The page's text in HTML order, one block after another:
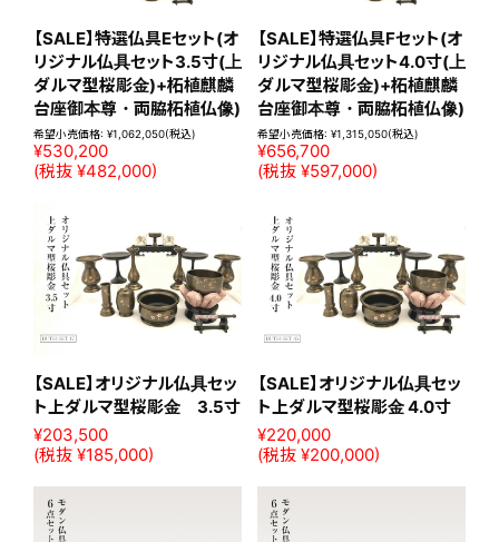
【SALE】特選仏具Eセット(オ
リジナル仏具セット3.5寸(上
ダルマ型桜彫金)+柘植麒麟
台座御本尊・両脇柘植仏像)
希望小売価格: ¥1,062,050(税込)
¥530,200
(税抜 ¥482,000)
【SALE】特選仏具Fセット(オ
リジナル仏具セット4.0寸(上
ダルマ型桜彫金)+柘植麒麟
台座御本尊・両脇柘植仏像)
希望小売価格: ¥1,315,050(税込)
¥656,700
(税抜 ¥597,000)
【SALE】オリジナル仏具セッ
ト上ダルマ型桜彫金 3.5寸
¥203,500
(税抜 ¥185,000)
【SALE】オリジナル仏具セッ
ト上ダルマ型桜彫金 4.0寸
¥220,000
(税抜 ¥200,000)